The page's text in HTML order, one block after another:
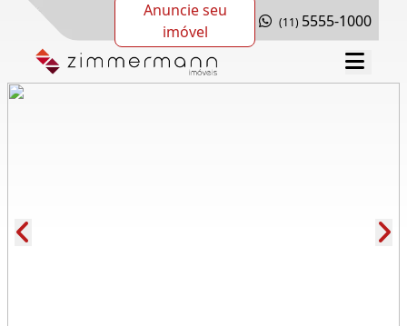
Anuncie seu
imóvel
(11) 5555-1000